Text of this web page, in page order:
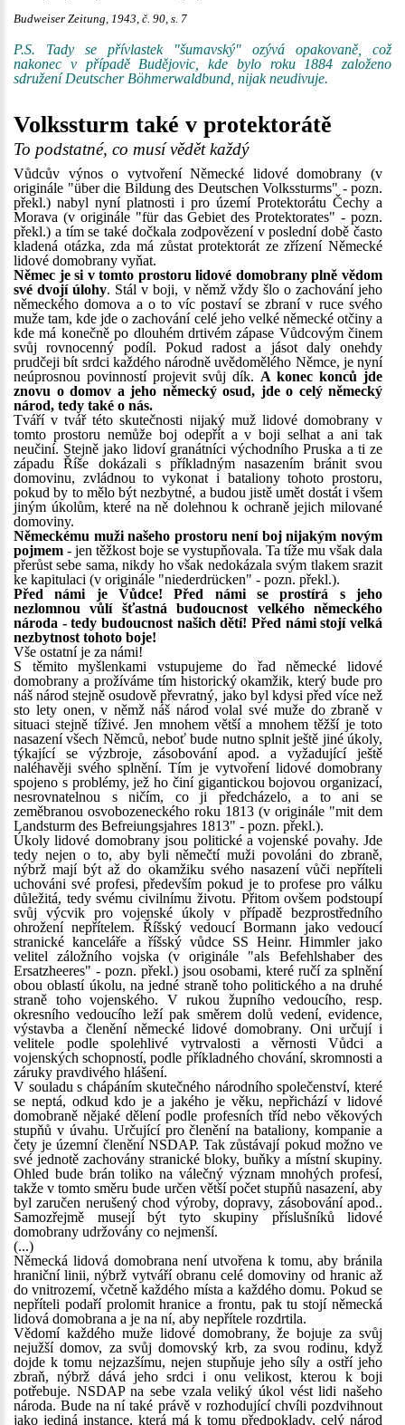
Budweiser Zeitung, 1943, č. 90, s. 7
P.S. Tady se přívlastek "šumavský" ozývá opakovaně, což
nakonec v případě Budějovic, kde bylo roku 1884 založeno
sdružení Deutscher Böhmerwaldbund, nijak neudivuje.
Volkssturm také v protektorátě
To podstatné, co musí vědět každý
Vůdcův výnos o vytvoření Německé lidové domobrany (v
originále "über die Bildung des Deutschen Volkssturms" - pozn.
překl.) nabyl nyní platnosti i pro území Protektorátu Čechy a
Morava (v originále "für das Gebiet des Protektorates" - pozn.
překl.) a tím se také dočkala zodpovězení v poslední době často
kladená otázka, zda má zůstat protektorát ze zřízení Německé
lidové domobrany vyňat.
Němec je si v tomto prostoru lidové domobrany plně vědom
své dvojí úlohy. Stál v boji, v němž vždy šlo o zachování jeho
německého domova a o to víc postaví se zbraní v ruce svého
muže tam, kde jde o zachování celé jeho velké německé otčiny a
kde má konečně po dlouhém drtivém zápase Vůdcovým činem
svůj rovnocenný podíl. Pokud radost a jásot daly onehdy
prudčeji bít srdci každého národně uvědomělého Němce, je nyní
neúprosnou povinností projevit svůj dík. A konec konců jde
znovu o domov a jeho německý osud, jde o celý německý
národ, tedy také o nás.
Tváří v tvář této skutečnosti nijaký muž lidové domobrany v
tomto prostoru nemůže boj odepřít a v boji selhat a ani tak
neučiní. Stejně jako lidoví granátníci východního Pruska a ti ze
západu Říše dokázali s příkladným nasazením bránit svou
domovinu, zvládnou to vykonat i bataliony tohoto prostoru,
pokud by to mělo být nezbytné, a budou jistě umět dostát i všem
jiným úkolům, které na ně dolehnou k ochraně jejich milované
domoviny.
Německému muži našeho prostoru není boj nijakým novým
pojmem - jen těžkost boje se vystupňovala. Ta tíže mu však dala
přerůst sebe sama, nikdy ho však nedokázala svým tlakem srazit
ke kapitulaci (v originále "niederdrücken" - pozn. překl.).
Před námi je Vůdce! Před námi se prostírá s jeho
nezlomnou vůlí šťastná budoucnost velkého německého
národa - tedy budoucnost našich dětí! Před námi stojí velká
nezbytnost tohoto boje!
Vše ostatní je za námi!
S těmito myšlenkami vstupujeme do řad německé lidové
domobrany a prožíváme tím historický okamžik, který bude pro
náš národ stejně osudově převratný, jako byl kdysi před více než
sto lety onen, v němž náš národ volal své muže do zbraně v
situaci stejně tíživé. Jen mnohem větší a mnohem těžší je toto
nasazení všech Němců, neboť bude nutno splnit ještě jiné úkoly,
týkající se výzbroje, zásobování apod. a vyžadující ještě
naléhavěji svého splnění. Tím je vytvoření lidové domobrany
spojeno s problémy, jež ho činí gigantickou bojovou organizací,
nesrovnatelnou s ničím, co ji předcházelo, a to ani se
zeměbranou osvobozeneckého roku 1813 (v originále "mit dem
Landsturm des Befreiungsjahres 1813" - pozn. překl.).
Úkoly lidové domobrany jsou politické a vojenské povahy. Jde
tedy nejen o to, aby byli němečtí muži povoláni do zbraně,
nýbrž mají být až do okamžiku svého nasazení vůči nepříteli
uchováni své profesi, především pokud je to profese pro válku
důležitá, tedy svému civilnímu životu. Přitom ovšem podstoupí
svůj výcvik pro vojenské úkoly v případě bezprostředního
ohrožení nepřítelem. Říšský vedoucí Bormann jako vedoucí
stranické kanceláře a říšský vůdce SS Heinr. Himmler jako
velitel záložního vojska (v originále "als Befehlshaber des
Ersatzheeres" - pozn. překl.) jsou osobami, které ručí za splnění
obou oblastí úkolu, na jedné straně toho politického a na druhé
straně toho vojenského. V rukou župního vedoucího, resp.
okresního vedoucího leží pak směrem dolů vedení, evidence,
výstavba a členění německé lidové domobrany. Oni určují i
velitele podle spolehlivé vytrvalosti a věrnosti Vůdci a
vojenských schopností, podle příkladného chování, skromnosti a
záruky pravdivého hlášení.
V souladu s chápáním skutečného národního společenství, které
se neptá, odkud kdo je a jakého je věku, nepřichází v lidové
domobraně nějaké dělení podle profesních tříd nebo věkových
stupňů v úvahu. Určující pro členění na bataliony, kompanie a
čety je územní členění NSDAP. Tak zůstávají pokud možno ve
své jednotě zachovány stranické bloky, buňky a místní skupiny.
Ohled bude brán toliko na válečný význam mnohých profesí,
takže v tomto směru bude určen větší počet stupňů nasazení, aby
byl zaručen nerušený chod výroby, dopravy, zásobování apod..
Samozřejmě musejí být tyto skupiny příslušníků lidové
domobrany udržovány co nejmenší.
(...)
Německá lidová domobrana není utvořena k tomu, aby bránila
hraniční linii, nýbrž vytváří obranu celé domoviny od hranic až
do vnitrozemí, včetně každého místa a každého domu. Pokud se
nepříteli podaří prolomit hranice a frontu, pak tu stojí německá
lidová domobrana a je na ní, aby nepřítele rozdrtila.
Vědomí každého muže lidové domobrany, že bojuje za svůj
nejužší domov, za svůj domovský krb, za svou rodinu, když
dojde k tomu nejzazšímu, nejen stupňuje jeho síly a ostří jeho
zbraň, nýbrž dává jeho srdci i onu velikost, kterou k boji
potřebuje. NSDAP na sebe vzala veliký úkol vést lidi našeho
národa. Bude na ní také právě v rozhodující chvíli pozdvihnout
jako jediná instance, která má k tomu předpoklady, celý národ